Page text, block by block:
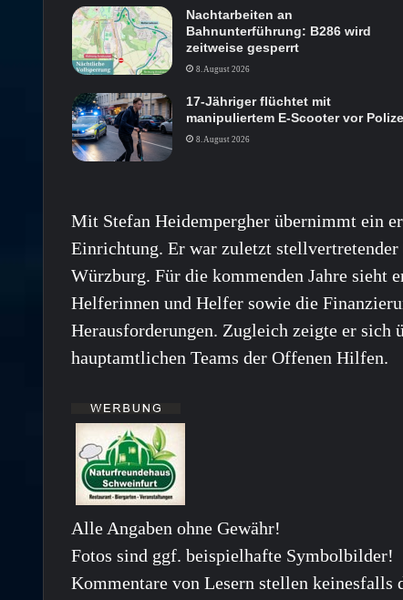
Nachtarbeiten an
Bahnunterführung: B286 wird
zeitweise gesperrt
8. August 2026
17-Jähriger flüchtet mit
manipuliertem E-Scooter vor
8. August 2026
Mit Stefan Heidempergher übernimmt ein
Einrichtung. Er war zuletzt
Würzburg. Für die kommenden Jahre sieht
Helferinnen und Helfer sowie die
Herausforderungen. Zugleich zeigte er sich
hauptamtlichen Teams der Offenen Hilfen.
Alle Angaben ohne Gewähr!
Fotos sind ggf. beispielhafte Symbolbilder!
Kommentare von Lesern stellen keinesfalls